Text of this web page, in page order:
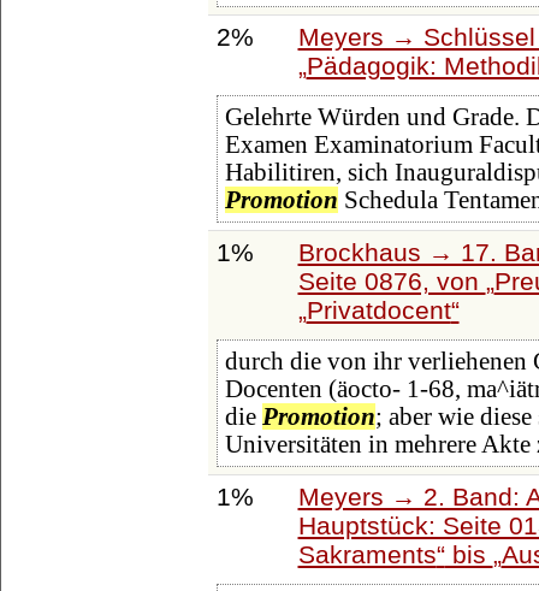
2%
Meyers →
Pädagogik:
Gelehrte Würden und Grade.
Examen Examinatorium
Habilitiren, sich
Promotion Schedula
1%
Brockhaus → 17.
Seite 0876, von
Privatdocent
durch die von ihr verliehenen
Docenten (äocto- 1-68,
die Promotion; aber wie
Universitäten in mehrere
1%
Meyers → 2. Band:
Hauptstück: Seite
Sakraments bis